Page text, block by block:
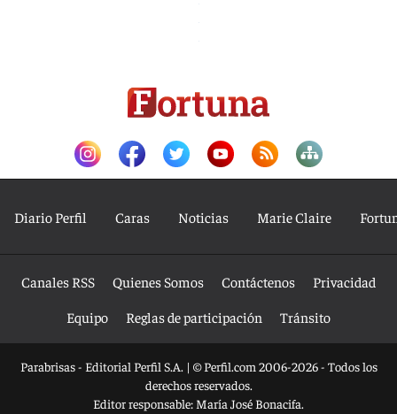
Diario Perfil Caras Noticias Marie Claire
Canales RSS Quienes Somos Contáctenos
Privacidad
Equipo
Reglas de participación Tránsito
Parabrisas - Editorial Perfil S.A. | © Perfil.com 2006-2026 - Todos los
derechos reservados.
Editor responsable: María José Bonacifa.